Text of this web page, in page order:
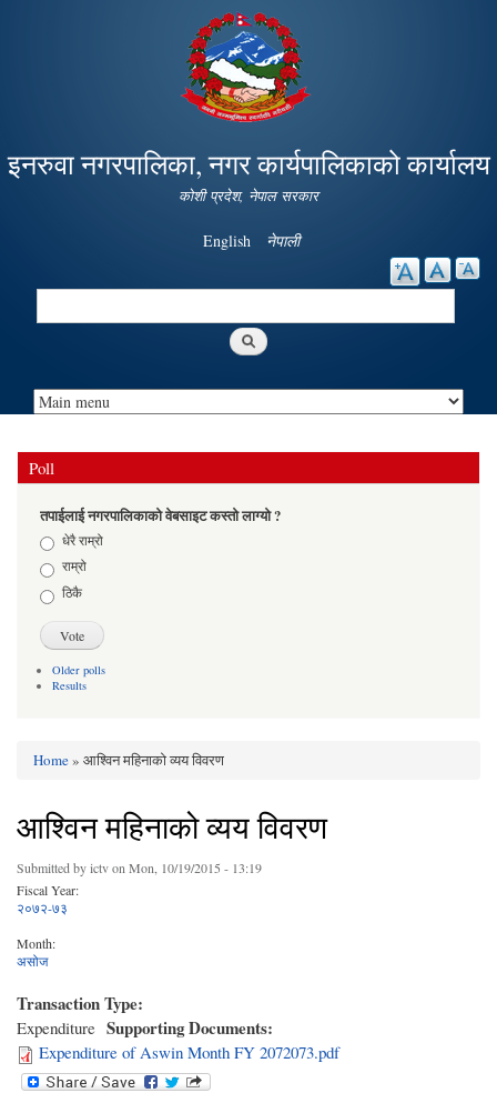
Skip to
main
content
इनरुवा नगरपालिका, नगर कार्यपालिकाको कार्यालय
कोशी प्रदेश, नेपाल सरकार
English नेपाली
Search
Poll
तपाईलाई नगरपालिकाको वेबसाइट कस्तो लाग्यो ?
Choicesधेरै राम्रो
राम्रो
ठिकै
Older polls
Results
Home» आश्विन महिनाको व्यय विवरण
आश्विन महिनाको व्यय विवरण
Submitted byictvon Mon, 10/19/2015 - 13:19
Fiscal Year:
२०७२-७३
Month:
असोज
Transaction Type:
Expenditure Supporting Documents:
Expenditure of Aswin Month FY 2072073.pdf